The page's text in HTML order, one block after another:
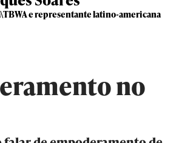
e representante latino-americana
no